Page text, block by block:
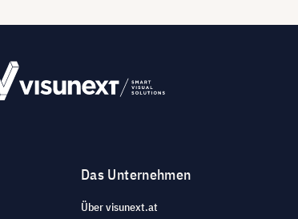
Das Unternehmen
Über visunext.at